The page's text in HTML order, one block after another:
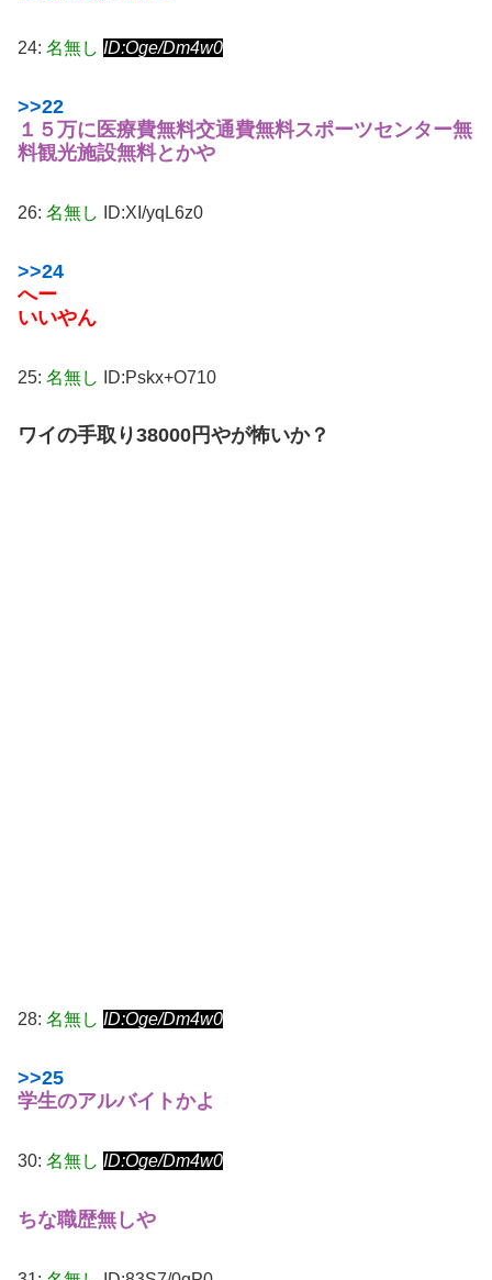
24: 名無し ID:Oge/Dm4w0
>>22
１５万に医療費無料交通費無料スポーツセンター無
料観光施設無料とかや
26: 名無し ID:XI/yqL6z0
>>24
へー
いいやん
25: 名無し ID:Pskx+O710
ワイの手取り38000円やが怖いか？
28: 名無し ID:Oge/Dm4w0
>>25
学生のアルバイトかよ
30: 名無し ID:Oge/Dm4w0
ちな職歴無しや